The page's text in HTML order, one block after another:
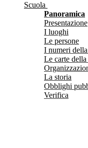
Scuola
Panoramica
Presentazione
I luoghi
Le persone
I numeri
Le carte della
La storia
Obblighi
Verifica